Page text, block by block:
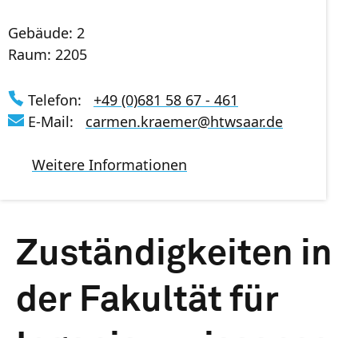
Gebäude: 2
Raum: 2205
Telefon:
+49 (0)681 58 67 - 461
E-Mail:
carmen.kraemer@htwsaar.de
Weitere Informationen
Zuständigkeiten in
der Fakultät für